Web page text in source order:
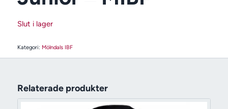
Slut i lager
Kategori: Mölndals IBF
Relaterade produkter